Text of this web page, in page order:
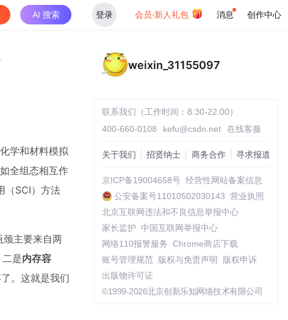
AI 搜索 登录 会员·新人礼包 消息 创作中心
学和材料模拟
全组态相互作
（SCI）方法
颈主要来自两
是内存容
。这就是我们
weixin_31155097
联系我们（工作时间：8:30-22:00）
400-660-0108
kefu@csdn.net 在线客服
关于我们 招贤纳士 商务合作 寻求报道
京ICP备19004658号 经营性网站备案信息
公安备案号11010502030143 营业执照
北京互联网违法和不良信息举报中心
家长监护
中国互联网举报中心
网络110报警服务 Chrome商店下载
账号管理规范
版权与免责声明
版权申诉
出版物许可证
©1999-2026北京创新乐知网络技术有限公司